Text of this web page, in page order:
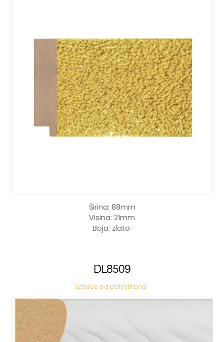
Širina: 88mm
Visina: 21mm
Boja: zlato
DL8509
Letvice od polystirena